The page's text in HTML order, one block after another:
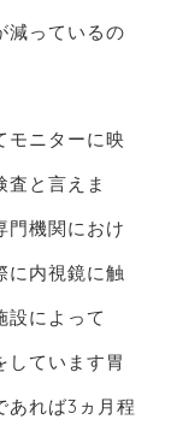
減っているの
モニターに映
査と言えま
門機関におけ
に内視鏡に触
設によって
しています胃
あれば3ヵ月程